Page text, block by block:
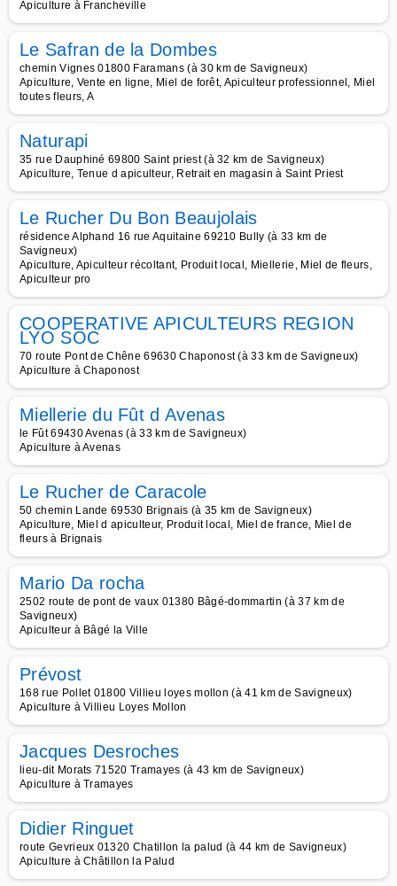
Apiculture à Francheville
Le Safran de la Dombes
chemin Vignes 01800 Faramans (à 30 km de Savigneux)
Apiculture, Vente en ligne, Miel de forêt, Apiculteur professionnel, Miel
toutes fleurs, A
Naturapi
35 rue Dauphiné 69800 Saint priest (à 32 km de Savigneux)
Apiculture, Tenue d apiculteur, Retrait en magasin à Saint Priest
Le Rucher Du Bon Beaujolais
résidence Alphand 16 rue Aquitaine 69210 Bully (à 33 km de
Savigneux)
Apiculture, Apiculteur récoltant, Produit local, Miellerie, Miel de fleurs,
Apiculteur pro
COOPERATIVE APICULTEURS REGION
LYO SOC
70 route Pont de Chêne 69630 Chaponost (à 33 km de Savigneux)
Apiculture à Chaponost
Miellerie du Fût d Avenas
le Fût 69430 Avenas (à 33 km de Savigneux)
Apiculture à Avenas
Le Rucher de Caracole
50 chemin Lande 69530 Brignais (à 35 km de Savigneux)
Apiculture, Miel d apiculteur, Produit local, Miel de france, Miel de
fleurs à Brignais
Mario Da rocha
2502 route de pont de vaux 01380 Bâgé-dommartin (à 37 km de
Savigneux)
Apiculteur à Bâgé la Ville
Prévost
168 rue Pollet 01800 Villieu loyes mollon (à 41 km de Savigneux)
Apiculture à Villieu Loyes Mollon
Jacques Desroches
lieu-dit Morats 71520 Tramayes (à 43 km de Savigneux)
Apiculture à Tramayes
Didier Ringuet
route Gevrieux 01320 Chatillon la palud (à 44 km de Savigneux)
Apiculture à Châtillon la Palud